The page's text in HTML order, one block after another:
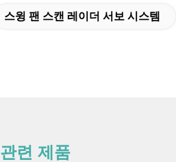
스윙 팬 스캔 레이더 서보 시스템
관련 제품